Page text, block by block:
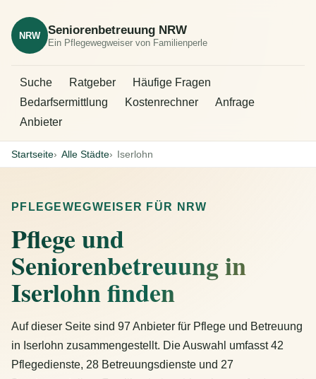
NRW Seniorenbetreuung NRW
Ein Pflegewegweiser von Familienperle
Suche Ratgeber
Häufige Fragen
Bedarfsermittlung
Kostenrechner
Anfrage
Anbieter
Startseite Alle Städte Iserlohn
PFLEGEWEGWEISER FÜR NRW
Pflege und
Seniorenbetreuung in
Iserlohn finden
Auf dieser Seite sind 97 Anbieter für Pflege und Betreuung
in Iserlohn zusammengestellt. Die Auswahl umfasst 42
Pflegedienste, 28 Betreuungsdienste und 27